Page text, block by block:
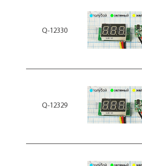
Q-12330
Q-12329